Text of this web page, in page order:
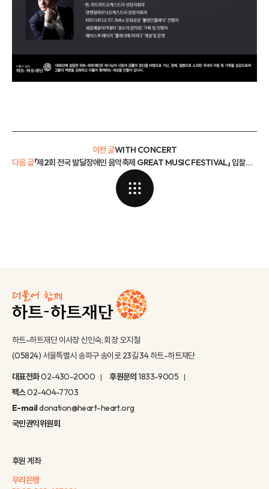
이전 글WITH CONCERT
「제2회 전국 발달장애인 음악축제 GREAT MUSIC FESTIVAL」 입찰공고
다음 글
하트-하트재단 이사장 신인숙, 회장 오지철
(05824) 서울특별시 송파구 송이로 23길 34 하트-하트재단
대표전화02-430-2000 후원문의 1833-9005
팩스02-404-7703
E-maildonation@heart-heart.org
국민권익위원회
후원 계좌
우리은행